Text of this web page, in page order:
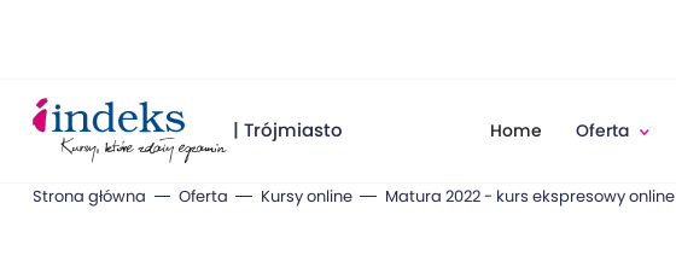
| Trójmiasto Home Oferta
Strona główna Oferta Kursy online Matura 2022 - kurs ekspresowy online